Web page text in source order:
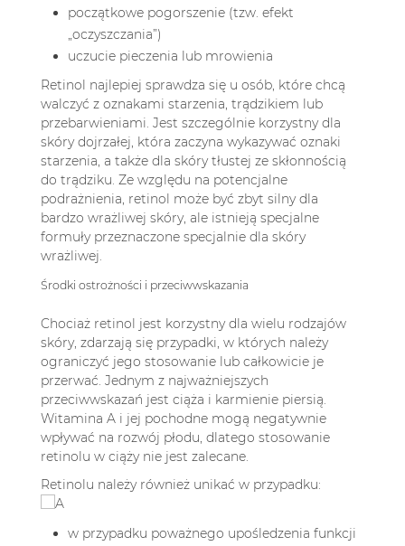
początkowe pogorszenie (tzw. efekt
„oczyszczania”)
uczucie pieczenia lub mrowienia
Retinol najlepiej sprawdza się u osób, które chcą
walczyć z oznakami starzenia, trądzikiem lub
przebarwieniami. Jest szczególnie korzystny dla
skóry dojrzałej, która zaczyna wykazywać oznaki
starzenia, a także dla skóry tłustej ze skłonnością
do trądziku. Ze względu na potencjalne
podrażnienia, retinol może być zbyt silny dla
bardzo wrażliwej skóry, ale istnieją specjalne
formuły przeznaczone specjalnie dla skóry
wrażliwej.
Środki ostrożności i przeciwwskazania
Chociaż retinol jest korzystny dla wielu rodzajów
skóry, zdarzają się przypadki, w których należy
ograniczyć jego stosowanie lub całkowicie je
przerwać. Jednym z najważniejszych
przeciwwskazań jest ciąża i karmienie piersią.
Witamina A i jej pochodne mogą negatywnie
wpływać na rozwój płodu, dlatego stosowanie
retinolu w ciąży nie jest zalecane.
Retinolu należy również unikać w przypadku:
w przypadku poważnego upośledzenia funkcji